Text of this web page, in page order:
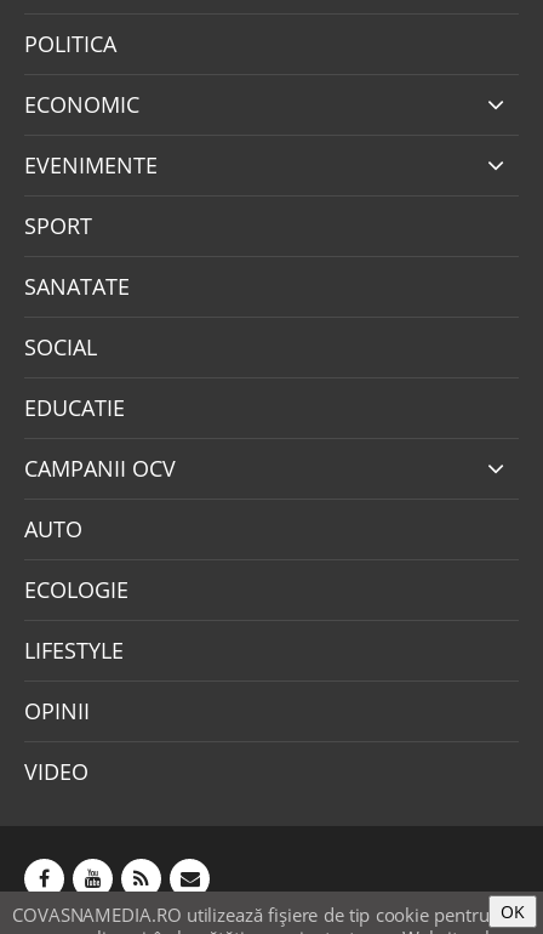
POLITICA
ECONOMIC
EVENIMENTE
SPORT
SANATATE
SOCIAL
EDUCATIE
CAMPANII OCV
AUTO
ECOLOGIE
LIFESTYLE
OPINII
VIDEO
COVASNAMEDIA.RO utilizează fişiere de tip cookie pentru OK